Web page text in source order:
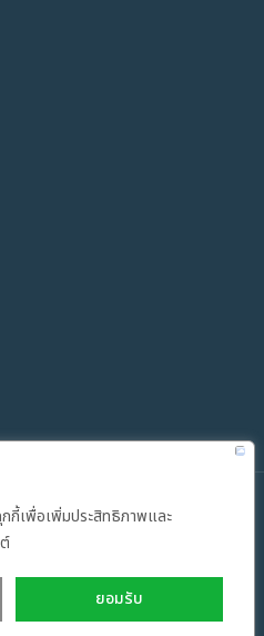
กี้เพื่อเพิ่มประสิทธิภาพและ
ยอมรับ
าสตร์ มหาวิทยาลัยเทคโนโลยีราช
ลธัญบุรี